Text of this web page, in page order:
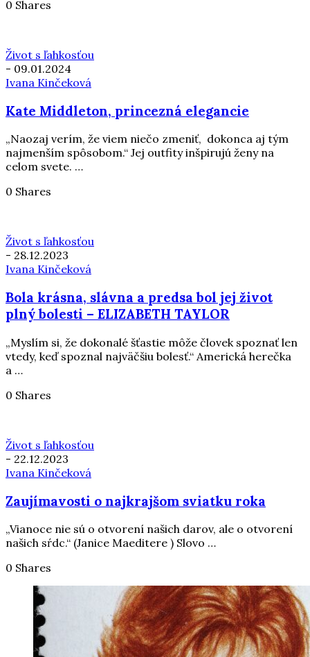
0 Shares
Život s ľahkosťou
- 09.01.2024
Ivana Kinčeková
Kate Middleton, princezná elegancie
„Naozaj verím, že viem niečo zmeniť, dokonca aj tým
najmenším spôsobom.“ Jej outfity inšpirujú ženy na
celom svete. …
0 Shares
Život s ľahkosťou
- 28.12.2023
Ivana Kinčeková
Bola krásna, slávna a predsa bol jej život
plný bolesti – ELIZABETH TAYLOR
„Myslím si, že dokonalé šťastie môže človek spoznať len
vtedy, keď spoznal najväčšiu bolesť.“ Americká herečka
a …
0 Shares
Život s ľahkosťou
- 22.12.2023
Ivana Kinčeková
Zaujímavosti o najkrajšom sviatku roka
„Via­noce nie sú o ot­vo­rení na­šich da­rov, ale o ot­vo­rení
na­šich sŕdc.“ (Ja­nice Ma­e­di­tere ) Slovo …
0 Shares